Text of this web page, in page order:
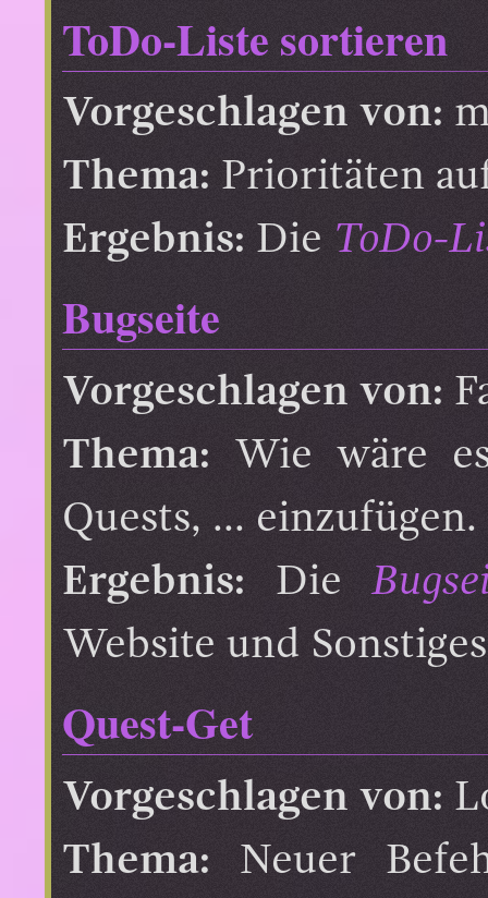
ToDo-Liste sortieren
Vorgeschlagen von:
Thema: Prioritäten
Ergebnis: Die ToDo-
Bugseite
Vorgeschlagen von:
Thema: Wie wäre
Quests, ... einzufügen.
Ergebnis: Die
Website und
Quest-Get
Vorgeschlagen von:
Thema: Neuer